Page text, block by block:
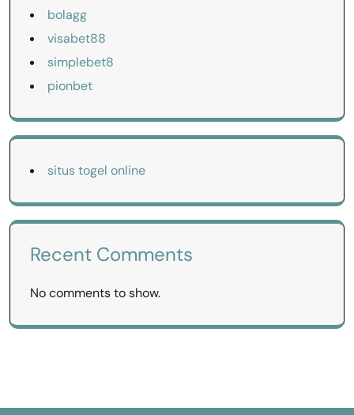
bolagg
visabet88
simplebet8
pionbet
situs togel online
Recent Comments
No comments to show.